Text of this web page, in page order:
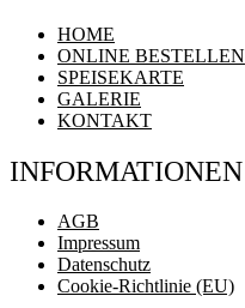
Menu
HOME
ONLINE BESTELLEN
SPEISEKARTE
GALERIE
KONTAKT
INFORMATIONEN
Menu
AGB
Impressum
Datenschutz
Cookie-Richtlinie (EU)